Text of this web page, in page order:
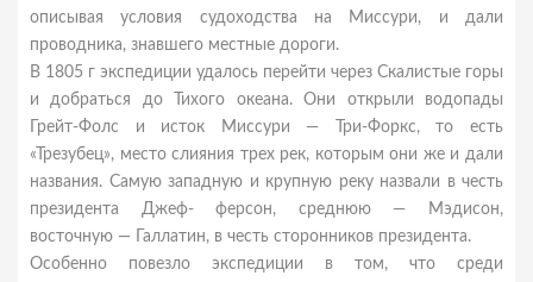
описывая условия судоходства на Миссури, и дали
проводника, знавшего местные дороги.
В 1805 г экспедиции удалось перейти через Скалистые горы
и добраться до Тихого океана. Они открыли водопады
Грейт-Фолс и исток Миссури — Три-Форкс, то есть
«Трезубец», место слияния трех рек, которым они же и дали
названия. Самую западную и крупную реку назвали в честь
президента Джеф- ферсон, среднюю — Мэдисон,
восточную — Галлатин, в честь сторонников президента.
Особенно повезло экспедиции в том, что среди